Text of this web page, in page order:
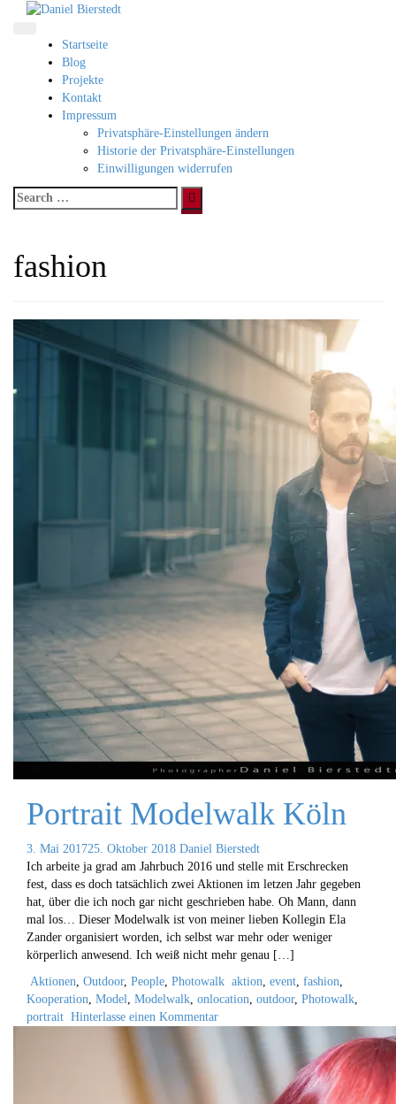
Direkt
Startseite
Blog
Projekte
Kontakt
Impressum
Privatsphäre-Einstellungen ändern
Historie der Privatsphäre-Einstellungen
Einwilligungen widerrufen
Search
for:
fashion
Portrait Modelwalk Köln
3. Mai 201725. Oktober 2018 Daniel Bierstedt
Ich arbeite ja grad am Jahrbuch 2016 und stelle mit Erschrecken
fest, dass es doch tatsächlich zwei Aktionen im letzen Jahr gegeben
hat, über die ich noch gar nicht geschrieben habe. Oh Mann, dann
mal los… Dieser Modelwalk ist von meiner lieben Kollegin Ela
Zander organisiert worden, ich selbst war mehr oder weniger
körperlich anwesend. Ich weiß nicht mehr genau […]
Aktionen Outdoor, People Photowalk aktion event fashion
Kooperation Model Modelwalk onlocation outdoor, Photowalk
portrait Hinterlasse einen Kommentar